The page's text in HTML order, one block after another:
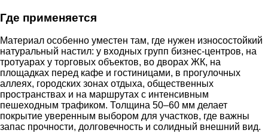
Где применяется
Материал особенно уместен там, где нужен износостойкий
натуральный настил: у входных групп бизнес-центров, на
тротуарах у торговых объектов, во дворах ЖК, на
площадках перед кафе и гостиницами, в прогулочных
аллеях, городских зонах отдыха, общественных
пространствах и на маршрутах с интенсивным
пешеходным трафиком. Толщина 50–60 мм делает
покрытие уверенным выбором для участков, где важны
запас прочности, долговечность и солидный внешний вид.